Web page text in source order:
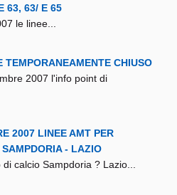
63, 63/ E 65
le linee...
TEMPORANEAMENTE CHIUSO
2007 l'info point di
2007 LINEE AMT PER
- LAZIO
calcio Sampdoria ? Lazio...